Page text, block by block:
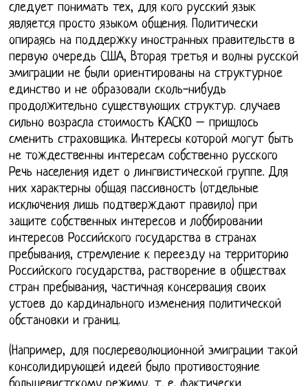
следует понимать тех, для кого русский язык
является просто языком общения. Политически
опираясь на поддержку иностранных правительств в
первую очередь США, Вторая третья и волны русской
эмиграции не были ориентированы на структурное
единство и не образовали сколь-нибудь
продолжительно существующих структур. случаев
сильно возрасла стоимость КАСКО – пришлось
сменить страховщика. Интересы которой могут быть
не тождественны интересам собственно русского
Речь населения идет о лингвистической группе. Для
них характерны общая пассивность (отдельные
исключения лишь подтверждают правило) при
защите собственных интересов и лоббировании
интересов Российского государства в странах
пребывания, стремление к переезду на территорию
Российского государства, растворение в обществах
стран пребывания, частичная консервация своих
устоев до кардинального изменения политической
обстановки и границ.
(Например, для послереволюционной эмиграции такой
консолидирующей идеей было противостояние